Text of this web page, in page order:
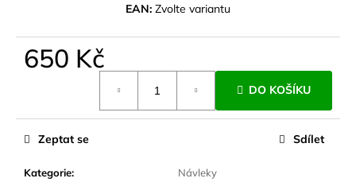
EAN: Zvolte variantu
650 Kč
DO KOŠÍKU
Kategorie:
Návleky
Zeptat se Sdílet
o